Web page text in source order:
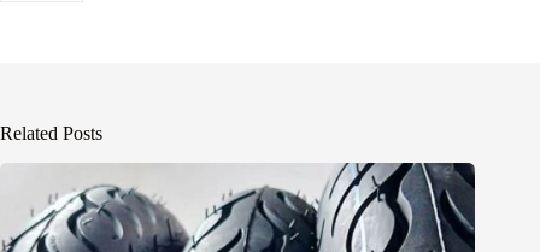
Related Posts